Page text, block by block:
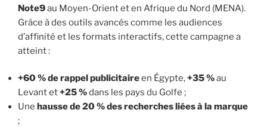
Note9au Moyen-Orient et en Afrique du Nord (MENA).
Grâce à des outils avancés comme les audiences
d’affinité et les formats interactifs, cette campagne a
atteint :
+60 % de rappel publicitaireen Égypte,+35 %au
Levant et+25 %dans les pays du Golfe ;
Une hausse de 20 % des recherches liées à la marque
;